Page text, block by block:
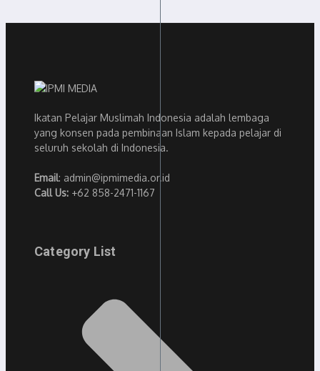
Ikatan Pelajar Muslimah Indonesia adalah lembaga
yang konsen pada pembinaan Islam kepada pelajar di
seluruh sekolah di Indonesia.
Email: admin@ipmimedia.or.id
Call Us: +62 858-2471-1167
Category List